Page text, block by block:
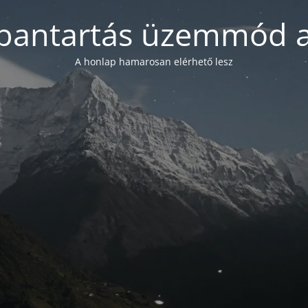
üzemmód
A honlap hamarosan elérhető lesz